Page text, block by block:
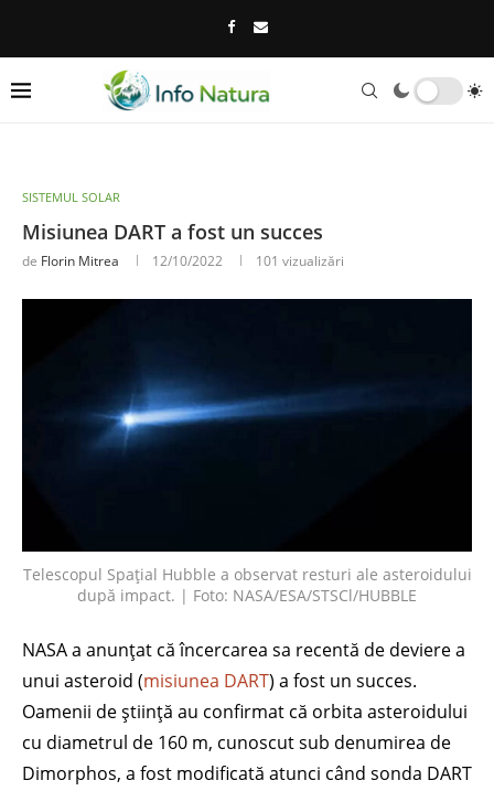
SISTEMUL SOLAR
Misiunea DART a fost un succes
de Florin Mitrea 12/10/2022 101 vizualizări
Telescopul Spațial Hubble a observat resturi ale asteroidului
după impact. | Foto: NASA/ESA/STSCl/HUBBLE
NASA a anunțat că încercarea sa recentă de deviere a
unui asteroid (misiunea DART) a fost un succes.
Oamenii de știință au confirmat că orbita asteroidului
cu diametrul de 160 m, cunoscut sub denumirea de
Dimorphos, a fost modificată atunci când sonda DART